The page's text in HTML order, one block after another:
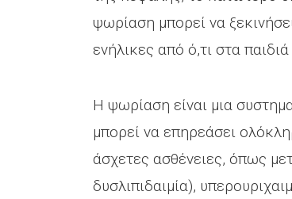
ψωρίαση μπορεί να
ενήλικες από ό,τι στα
Η ψωρίαση είναι μια
μπορεί να επηρεάσει
άσχετες ασθένειες, όπως
δυσλιπιδαιμία),